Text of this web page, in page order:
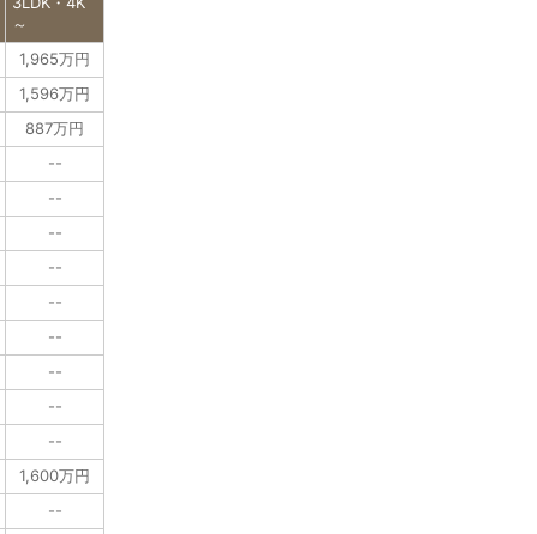
～
1,965万円
1,596万円
887万円
--
--
--
--
--
--
--
--
--
1,600万円
--